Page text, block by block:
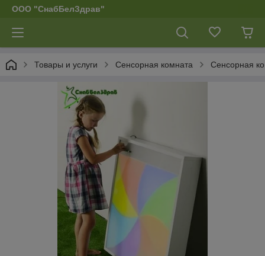
ООО "СнабБелЗдрав"
Товары и услуги Сенсорная комната Сенсорная